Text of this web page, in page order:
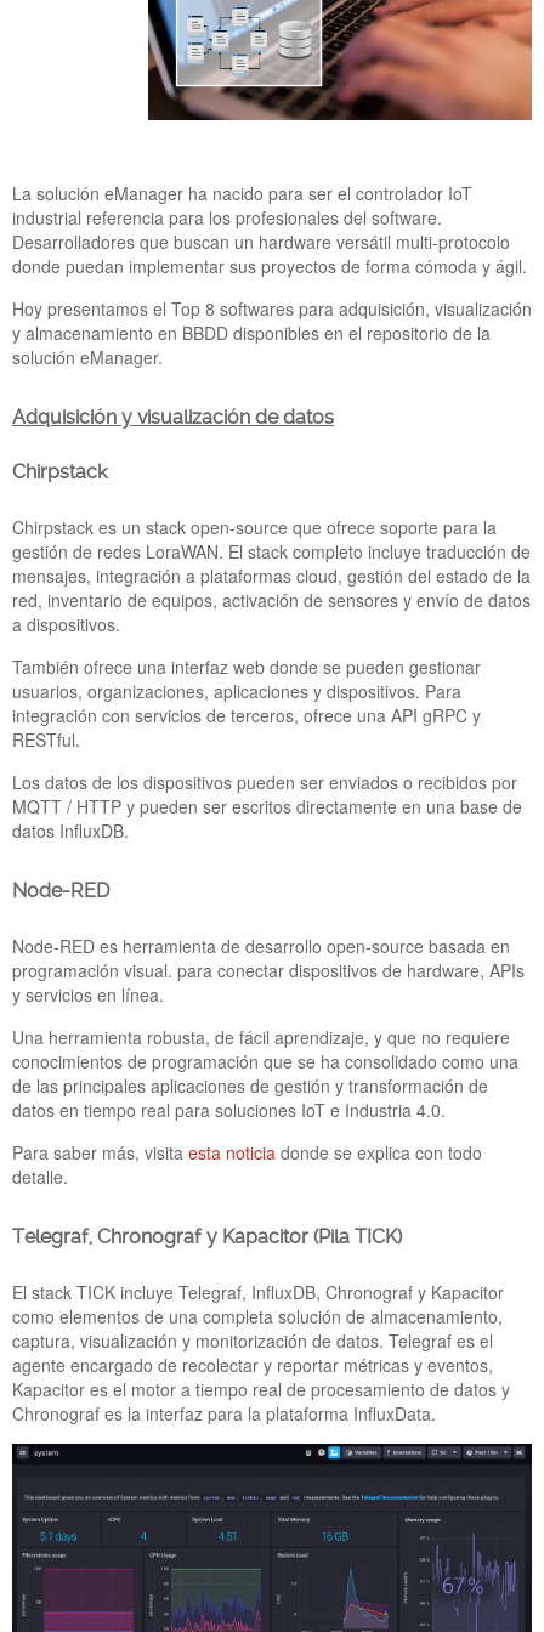
lr.png
La solución eManager ha nacido para ser el controlador IoT
industrial referencia para los profesionales del software.
Desarrolladores que buscan un hardware versátil multi-protocolo
donde puedan implementar sus proyectos de forma cómoda y ágil.
Hoy presentamos el Top 8 softwares para adquisición, visualización
y almacenamiento en BBDD disponibles en el repositorio de la
solución eManager.
Adquisición y visualización de datos
Chirpstack
Chirpstack es un stack open-source que ofrece soporte para la
gestión de redes LoraWAN. El stack completo incluye traducción de
mensajes, integración a plataformas cloud, gestión del estado de la
red, inventario de equipos, activación de sensores y envío de datos
a dispositivos.
También ofrece una interfaz web donde se pueden gestionar
usuarios, organizaciones, aplicaciones y dispositivos. Para
integración con servicios de terceros, ofrece una API gRPC y
RESTful.
Los datos de los dispositivos pueden ser enviados o recibidos por
MQTT / HTTP y pueden ser escritos directamente en una base de
datos InfluxDB.
Node-RED
Node-RED es herramienta de desarrollo open-source basada en
programación visual. para conectar dispositivos de hardware, APIs
y servicios en línea.
Una herramienta robusta, de fácil aprendizaje, y que no requiere
conocimientos de programación que se ha consolidado como una
de las principales aplicaciones de gestión y transformación de
datos en tiempo real para soluciones IoT e Industria 4.0.
Para saber más, visita esta noticia donde se explica con todo
detalle.
Telegraf, Chronograf y Kapacitor (Pila TICK)
El stack TICK incluye Telegraf, InfluxDB, Chronograf y Kapacitor
como elementos de una completa solución de almacenamiento,
captura, visualización y monitorización de datos. Telegraf es el
agente encargado de recolectar y reportar métricas y eventos,
Kapacitor es el motor a tiempo real de procesamiento de datos y
Chronograf es la interfaz para la plataforma InfluxData.
LA MEDIDA DE ENERGÍA ELÉCTRICA LLEGA A
LA SOLUCIÓN DE CONTROL Y
AUTOMATIZACIÓN EMANAGER
La medida de energía trifásica llega a eManager para ampliar
automatización y el control industrial. Ahora ya puedes añadir
la monitorización de consumo eléctrico en el punto captura y
gestión de datos.
PICKDATA ESTARÁ PRESENTE EN EL IOT TECH
EXPO AMSTERDAM 2021
28 Oct 2021
PickData estará presente en la feria IoT Tech Expo 2021, uno
de los mayores eventos a nivel europeo en los sectores del
Internet of Things, Blockchain AI & Big Data, Cloud y
Ciberseguridad, que se celebrará el 23 y 24 de noviembre de
HORARIO DE AGOSTO Y CIERRE POR
13 Jul 2021
Durante el mes de agosto, el horario de PickData será de 8:00
a 16:00 CET. Nuestras oficinas, fábrica y almacén estarán
cerrados por periodo vacacional del 16 al 22 de Agosto.
Recuerda enviar tus pedidos de compra antes del 23 de Julio.
vacaciones!
Docker---OpenSSL---
OpenVPN.jpg